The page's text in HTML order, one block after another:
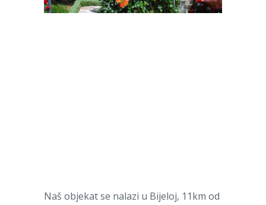
Naš objekat se nalazi u Bijeloj, 11km od